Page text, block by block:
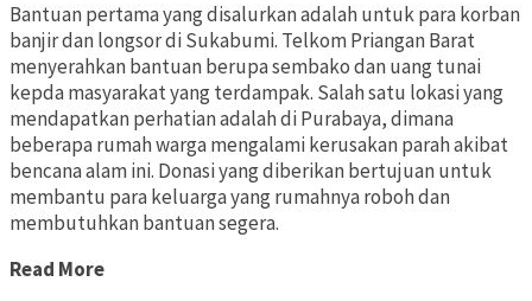
Bantuan pertama yang disalurkan adalah untuk para korban
banjir dan longsor di Sukabumi. Telkom Priangan Barat
menyerahkan bantuan berupa sembako dan uang tunai
kepda masyarakat yang terdampak. Salah satu lokasi yang
mendapatkan perhatian adalah di Purabaya, dimana
beberapa rumah warga mengalami kerusakan parah akibat
bencana alam ini. Donasi yang diberikan bertujuan untuk
membantu para keluarga yang rumahnya roboh dan
membutuhkan bantuan segera.
Read More